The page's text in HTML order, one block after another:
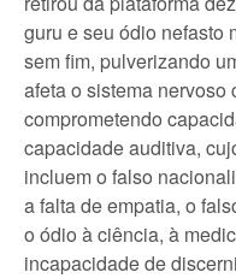
guru e seu ódio nefasto
sem fim, pulverizando
afeta o sistema
comprometendo
capacidade auditiva,
incluem o falso
a falta de empatia, o
o ódio à ciência, à
incapacidade de